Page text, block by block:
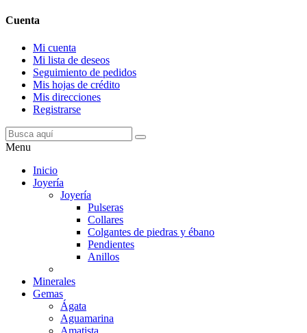
Cuenta
Mi cuenta
Mi lista de deseos
Seguimiento de pedidos
Mis hojas de crédito
Mis direcciones
Registrarse
Menu
Inicio
Joyería
Joyería
Pulseras
Collares
Colgantes de piedras y ébano
Pendientes
Anillos
Minerales
Gemas
Ágata
Aguamarina
Amatista